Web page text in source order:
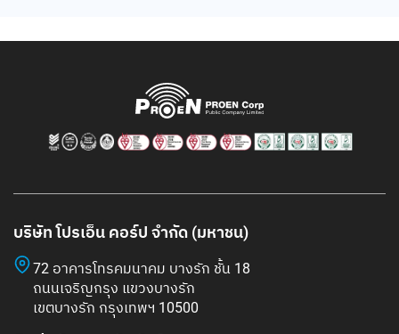
บริษัท โปรเอ็น คอร์ป จำกัด (มหาชน)
72 อาคารโทรคมนาคม บางรัก ชั้น 18
ถนนเจริญกรุง แขวงบางรัก
เขตบางรัก กรุงเทพฯ 10500